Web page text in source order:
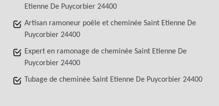
Etienne De Puycorbier 24400
Artisan ramoneur poêle et cheminée Saint Etienne De
Puycorbier 24400
Expert en ramonage de cheminée Saint Etienne De
Puycorbier 24400
Tubage de cheminée Saint Etienne De Puycorbier 24400